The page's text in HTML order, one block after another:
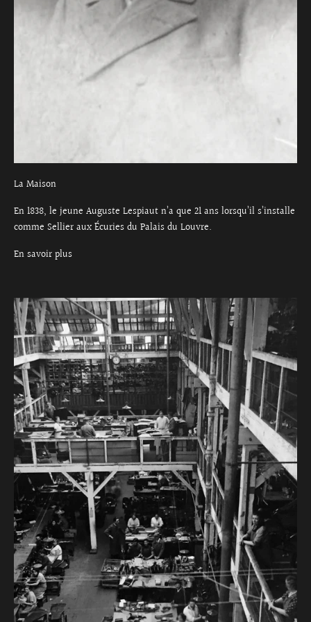
La Maison
En 1838, le jeune Auguste Lespiaut n’a que 21 ans lorsqu’il s’installe
comme Sellier aux Écuries du Palais du Louvre.
En savoir plus